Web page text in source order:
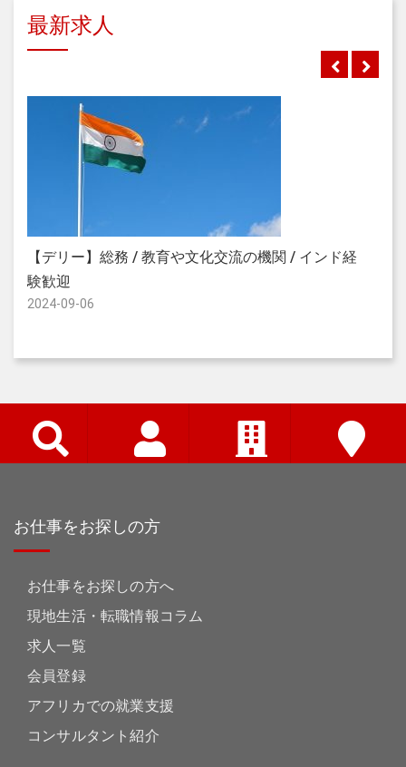
最新求人
【デリー】総務 / 教育や文化交流の機関 / インド経
験歓迎
2024-09-06
お仕事をお探しの方
お仕事をお探しの方へ
現地生活・転職情報コラム
求人一覧
会員登録
アフリカでの就業支援
コンサルタント紹介